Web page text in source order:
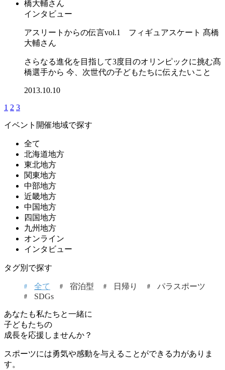
インタビュー
アスリートからの伝言vol.1 フィギュアスケート 髙橋
大輔さん
さらなる進化を目指して3度目のオリンピックに挑む髙
橋選手から 今、次世代の子どもたちに伝えたいこと
2013.10.10
1 2 3
イベント開催地域で探す
全て
北海道地方
東北地方
関東地方
中部地方
近畿地方
中国地方
四国地方
九州地方
オンライン
インタビュー
タグ別で探す
全て 宿泊型 日帰り
パラスポーツ
SDGs
あなたも私たちと一緒に
子どもたちの
成長を応援しませんか？
スポーツには勇気や感動を与えることができる力がありま
す。